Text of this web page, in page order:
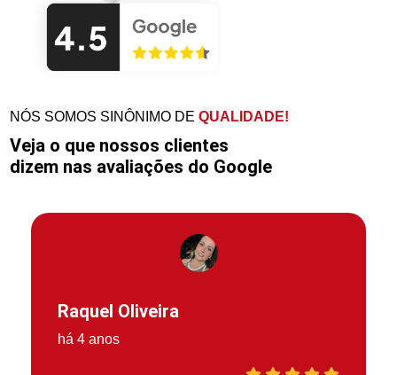
NÓS SOMOS SINÔNIMO DEQUALIDADE!
Veja o que nossos clientes
dizem nas avaliações do Google
Raquel Oliveira
há 4 anos